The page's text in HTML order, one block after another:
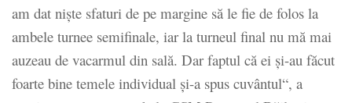
am dat niște sfaturi de pe margine să le fie de folos la
ambele turnee semifinale, iar la turneul final nu mă mai
auzeau de vacarmul din sală. Dar faptul că ei și-au făcut
foarte bine temele individual și-a spus cuvântul“, a